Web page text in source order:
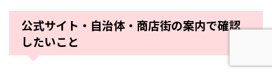
公式サイト・自治体・商店街の案内で確認
したいこと